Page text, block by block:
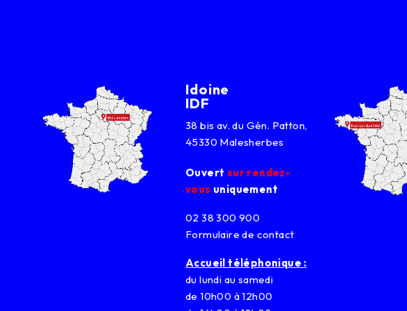
Idoine
IDF
38 bis av. du Gén. Patton,
45330 Malesherbes
Ouvert sur rendez-
vous uniquement
02 38 300 900
Formulaire de contact
Accueil téléphonique :
du lundi au samedi
de 10h00 à 12h00